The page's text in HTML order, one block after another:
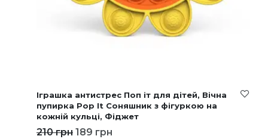
Іграшка антистрес Поп іт для дітей, Вічна
пупирка Pop It Соняшник з фігуркою на
кожній кульці, Фіджет
210грн 189 грн